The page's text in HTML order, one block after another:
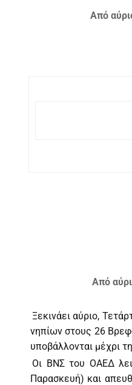
Από
Από
Ξεκινάει αύριο,
νηπίων στους 26
υποβάλλονται μέχρι
Οι ΒΝΣ του ΟΑΕΔ
Παρασκευή) και